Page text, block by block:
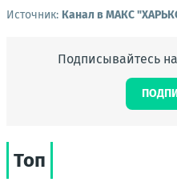
Источник: Канал в МАКС
Подписывайтесь
Топ